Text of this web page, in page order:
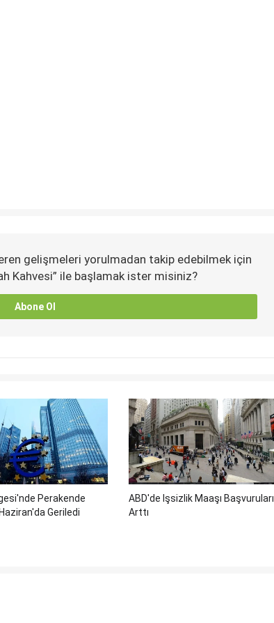
gelişmeleri yorulmadan takip edebilmek için
Kahvesi” ile başlamak ister misiniz?
Abone Ol
Perakende
Geriledi
ABD'de Işsizlik Maaşı Başvuruları
Arttı